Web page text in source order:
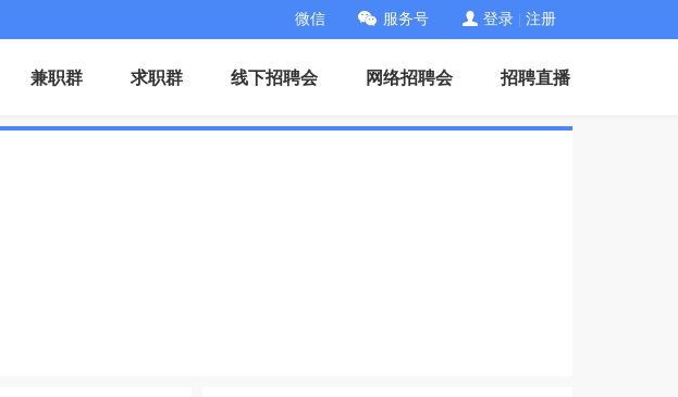
微信 服务号 登录 注册
兼职群 求职群 线下招聘会 网络招聘会 招聘直播